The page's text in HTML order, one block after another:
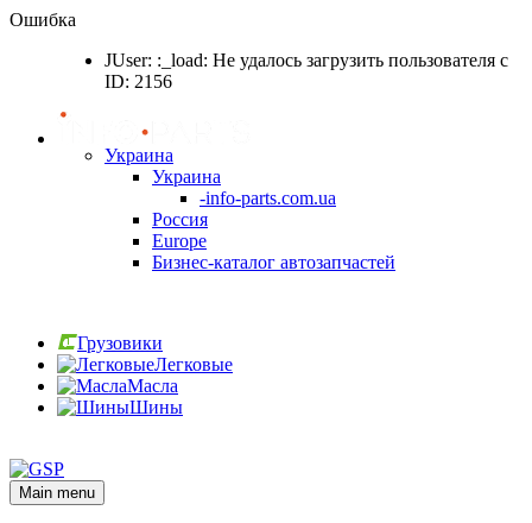
Ошибка
JUser: :_load: Не удалось загрузить пользователя с
ID: 2156
Украина
Украина
-info-parts.com.ua
Россия
Europe
Бизнес-каталог автозапчастей
Грузовики
Легковые
Масла
Шины
Main menu